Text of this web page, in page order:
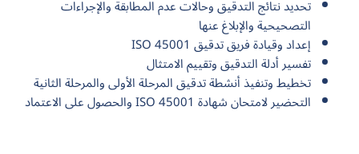
تحديد نتائج التدقيق وحالات عدم المطابقة والإجراءات
التصحيحية والإبلاغ عنها
إعداد وقيادة فريق تدقيق ISO 45001
تفسير أدلة التدقيق وتقييم الامتثال
تخطيط وتنفيذ أنشطة تدقيق المرحلة الأولى والمرحلة الثانية
التحضير لامتحان شهادة ISO 45001 والحصول على الاعتماد